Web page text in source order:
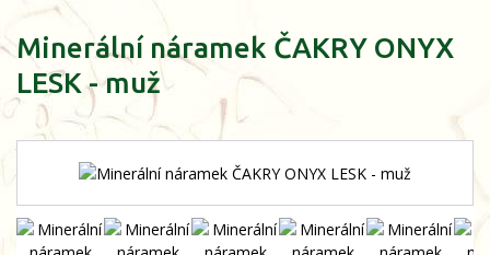
Minerální náramek ČAKRY ONYX
LESK - muž